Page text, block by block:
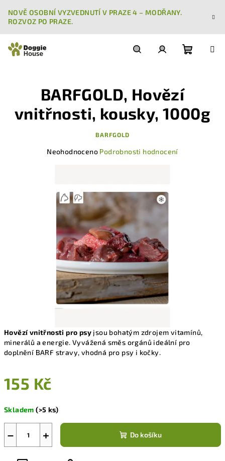
obsah
NOVĚ OSOBNÍ VYZVEDNUTÍ V PRAZE 4 – MODŘANY.
ROZVOZ PO PRAZE.
Hovězí vnitřnosti pro psy jsou bohatým zdrojem vitamínů,
minerálů a energie. Vyvážená směs orgánů ideální pro
doplnění BARF stravy, vhodná pro psy i kočky.
155 Kč
cena:
Skladem(>5 ks)
+
− Do košíku
BARFGOLD, Hovězí
vnitřnosti, kousky, 1000g
BARFGOLD
Neohodnoceno Podrobnosti hodnocení